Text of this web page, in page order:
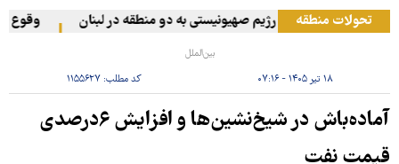
تحولات منطقهحمله رژیم صهیونیستی به دو منطقه در لبنان وقوع
بین‌الملل
۱۸ تیر ۱۴۰۵ - ۰۷:۱۶ کد مطلب: ۱۱۵۵۶۲۷
آماده‌باش در شیخ‌نشین‌ها و افزایش ۶درصدی